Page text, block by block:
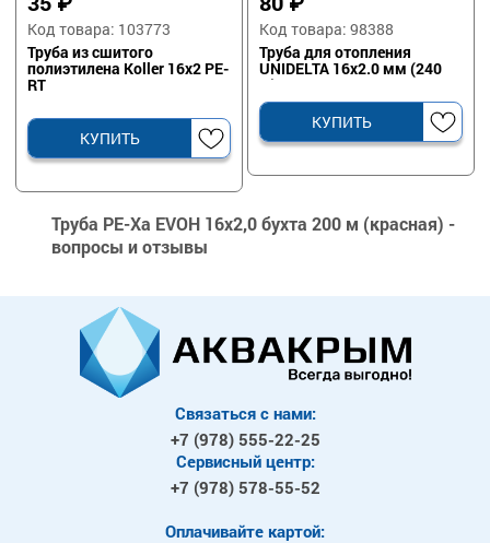
Код товара: 103773
Труба из сшитого
полиэтилена Koller 16x2 PE-
RT
КУПИТЬ
Код товара: 98388
Труба для отопления
UNIDELTA 16х2.0 мм (240
м)
КУПИТЬ
Труба PE-Xa EVOH 16х2,0 бухта 200 м (красная) -
вопросы и отзывы
Связаться с нами:
+7 (978) 555-22-25
Сервисный центр:
+7 (978) 578-55-52
Оплачивайте картой: